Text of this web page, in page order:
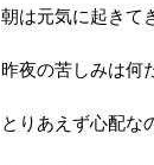
朝は元気に起きて
昨夜の苦しみは何
とりあえず心配な